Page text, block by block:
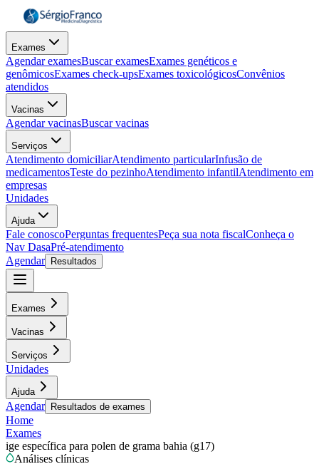
Exames
Agendar examesBuscar examesExames genéticos e
genômicosExames check-upsExames toxicológicosConvênios
atendidos
Vacinas
Agendar vacinasBuscar vacinas
Serviços
Atendimento domiciliarAtendimento particularInfusão de
medicamentosTeste do pezinhoAtendimento infantilAtendimento em
empresas
Unidades
Ajuda
Fale conoscoPerguntas frequentesPeça sua nota fiscalConheça o
Nav DasaPré-atendimento
Agendar
Resultados
Exames
Vacinas
Serviços
Unidades
Ajuda
Agendar Resultados de exames
Home
Exames
ige específica para polen de grama bahia (g17)
Análises clínicas